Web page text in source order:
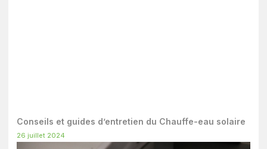
Conseils et guides d’entretien du Chauffe-eau solaire
26 juillet 2024